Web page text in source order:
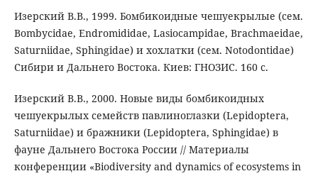
Изерский В.В., 1999. Бомбикоидные чешуекрылые (сем.
Bombycidae, Endromididae, Lasiocampidae, Brachmaeidae,
Saturniidae, Sphingidae) и хохлатки (сем. Notodontidae)
Сибири и Дальнего Востока. Киев: ГНОЗИС. 160 с.
Изерский В.В., 2000. Новые виды бомбикоидных
чешуекрылых семейств павлиноглазки (Lepidoptera,
Saturniidae) и бражники (Lepidoptera, Sphingidae) в
фауне Дальнего Востока России // Материалы
конференции «Biodiversity and dynamics of ecosystems in